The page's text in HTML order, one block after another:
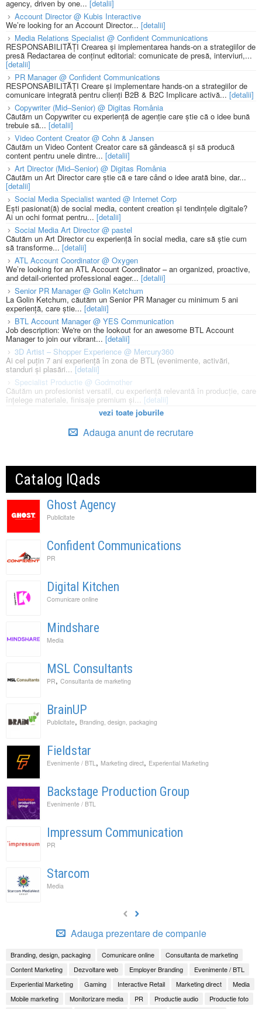
agency, driven by one... [detalii]
Account Director @ Kubis Interactive
We’re looking for an Account Director... [detalii]
Media Relations Specialist @ Confident Communications
RESPONSABILITĂȚI Crearea și implementarea hands-on a strategiilor de
presă Redactarea de conținut editorial: comunicate de presă, interviuri,...
[detalii]
PR Manager @ Confident Communications
RESPONSABILITĂȚI Creare și implementare hands-on a strategiilor de
comunicare integrată pentru clienți B2B & B2C Implicare activă... [detalii]
Copywriter (Mid–Senior) @ Digitas România
Căutăm un Copywriter cu experiență de agenție care știe că o idee bună
trebuie să... [detalii]
Video Content Creator @ Cohn & Jansen
Căutăm un Video Content Creator care să gândească și să producă
content pentru unele dintre... [detalii]
Art Director (Mid–Senior) @ Digitas România
Căutăm un Art Director care știe că e tare când o idee arată bine, dar...
[detalii]
Social Media Specialist wanted @ Internet Corp
Ești pasionat(ă) de social media, content creation și tendințele digitale?
Ai un ochi format pentru... [detalii]
Social Media Art Director @ pastel
Căutăm un Art Director cu experiență în social media, care să știe cum
să transforme... [detalii]
ATL Account Coordinator @ Oxygen
We’re looking for an ATL Account Coordinator – an organized, proactive,
and detail-oriented professional eager... [detalii]
Senior PR Manager @ Golin Ketchum
La Golin Ketchum, căutăm un Senior PR Manager cu minimum 5 ani
experiență, care știe... [detalii]
BTL Account Manager @ YES Communication
Job description: We're on the lookout for an awesome BTL Account
Manager to join our vibrant... [detalii]
3D Artist – Shopper Experience @ Mercury360
Ai cel puțin 7 ani experiență în zona de BTL (evenimente, activări,
standuri și plasări...[detalii]
Specialist Productie @ Godmother
Căutăm un profesionist versatil, cu experiență relevantă în producție, care
înțelege materiale, finisaje premium și... [detalii]
vezi toate joburile
Adauga anunt de recrutare
Catalog IQads
Ghost Agency
Publicitate
Confident Communications
PR
Digital Kitchen
Comunicare online
Mindshare
Media
MSL Consultants
PR, Consultanta de marketing
BrainUP
Publicitate, Branding, design, packaging
Fieldstar
Evenimente / BTL, Marketing direct, Experiential Marketing
Backstage Production Group
Evenimente / BTL
Impressum Communication
PR
Starcom
Media
Adauga prezentare de companie
Branding, design, packaging Comunicare online
Consultanta de marketing
Content Marketing
Dezvoltare web Employer Branding
Evenimente / BTL
Experiential Marketing
Gaming Interactive Retail Marketing direct
Media
Mobile marketing
Monitorizare media PR Productie audio
Productie foto